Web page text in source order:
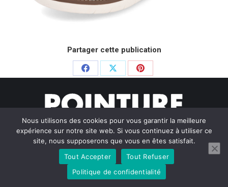
Partager cette publication
Partager
Facebook
PartagerPartager
Pinterest
© Pointure Chausseurs - 2020. Dream-Theme — truly
WordPress themes
Menu BAS
Nous utilisons des cookies pour vous garantir la meilleure
expérience sur notre site web. Si vous continuez à utiliser ce
site, nous supposerons que vous en êtes satisfait.
Tout Accepter
Tout Refuser
Politique de confidentialité